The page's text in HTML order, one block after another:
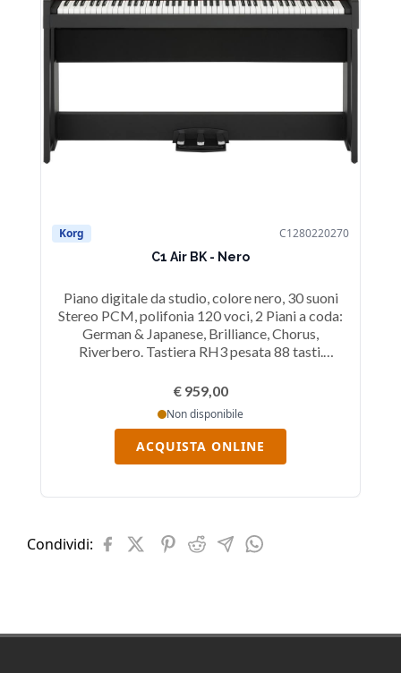
Korg C1280220270
C1 Air BK - Nero
Piano digitale da studio, colore nero, 30 suoni
Stereo PCM, polifonia 120 voci, 2 Piani a coda:
German & Japanese, Brilliance, Chorus,
Riverbero. Tastiera RH3 pesata 88 tasti.
Damper, Soft, Sostenuto, Ampli. 25Wx2; LINE
OUT, MIDI:IN-OUT, Cuffiex2.
€ 959,00
Non disponibile
ACQUISTA ONLINE
Condividi: